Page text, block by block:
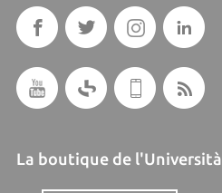
La boutique de l'Università